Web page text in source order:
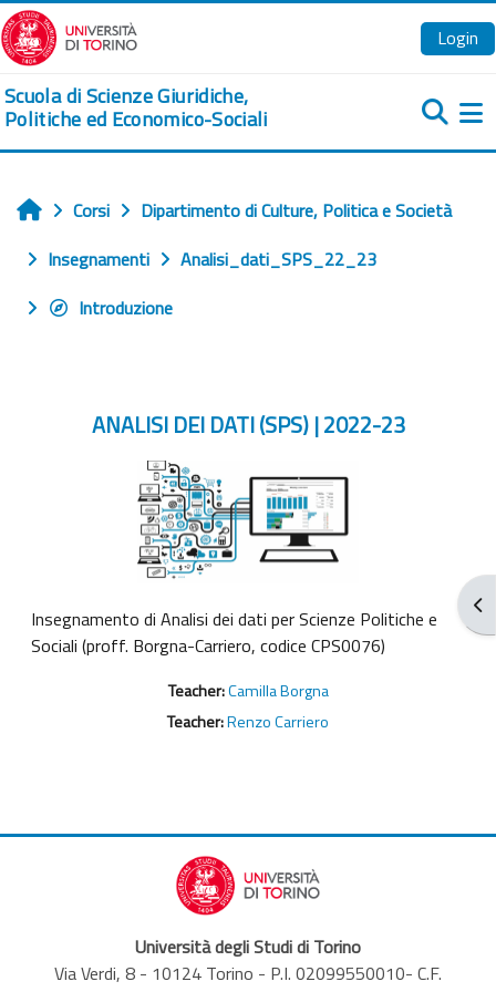
Vai al contenuto principale
Login
Scuola di Scienze Giuridiche,
Politiche ed Economico-Sociali
Home
Corsi
Dipartimento di Culture, Politica e Società
Insegnamenti
Analisi_dati_SPS_22_23
Introduzione
ANALISI DEI DATI (SPS) | 2022-23
Insegnamento di Analisi dei dati per Scienze Politiche e
Sociali (proff. Borgna-Carriero, codice CPS0076)
Teacher:Camilla Borgna
Teacher:Renzo Carriero
Università degli Studi di Torino
Via Verdi, 8 - 10124 Torino - P.I. 02099550010- C.F.